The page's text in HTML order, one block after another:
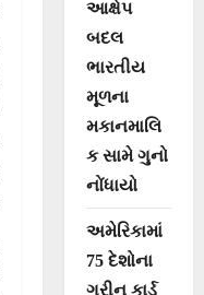
આક્ષેપ
બદલ
ભારતીય
મૂળના
મકાનમાલિ
ક સામે ગુનો
નોંધાયો
અમેરિકામાં
75 દેશોના
ગ્રીન કાર્ડ